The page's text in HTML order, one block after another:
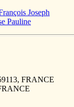
Joseph
Pauline
FRANCE